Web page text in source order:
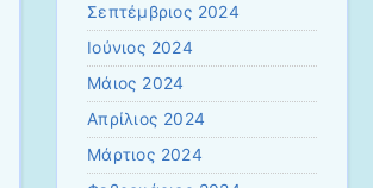
Σεπτέμβριος 2024
Ιούνιος 2024
Μάιος 2024
Απρίλιος 2024
Μάρτιος 2024